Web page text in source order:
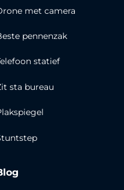
met camera
pennenzak
statief
sta bureau